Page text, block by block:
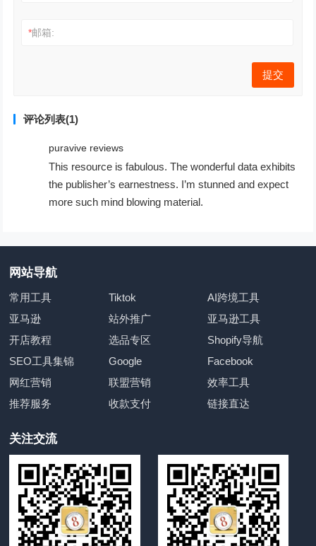
*邮箱:
评论列表(1)
puravive reviews
This resource is fabulous. The wonderful data exhibits
the publisher’s earnestness. I’m stunned and expect
more such mind blowing material.
网站导航
常用工具 Tiktok
AI跨境工具
亚马逊
站外推广
亚马逊工具
开店教程
选品专区
Shopify导航
SEO工具集锦
Google
Facebook
网红营销
联盟营销
效率工具
推荐服务
收款支付 链接直达
关注交流